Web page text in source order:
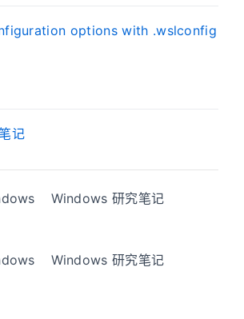
options with .wslconfig
记
Windows 研究笔记
Windows 研究笔记